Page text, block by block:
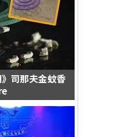
司那夫金蚊香